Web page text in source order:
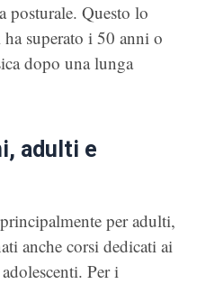
posturale. Questo lo
superato i 50 anni o
dopo una lunga
adulti e
per adulti,
anche corsi dedicati ai
Per i